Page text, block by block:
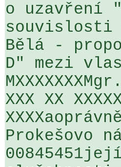
o uzavření
souvislosti
Bělá -
D" mezi
XXX XX
Prokešovo